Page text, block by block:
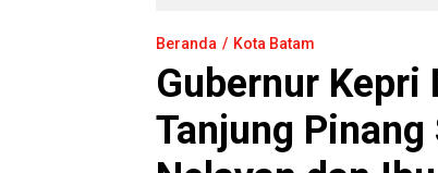
Beranda Kota Batam
Gubernur
Tanjung